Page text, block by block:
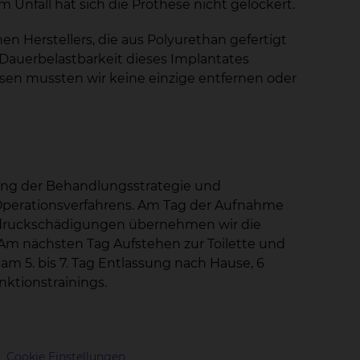
Unfall hat sich die Prothese nicht gelockert.
Herstellers, die aus Polyurethan gefertigt
dieses Implantates
mussten wir keine einzige entfernen oder
der Behandlungsstrategie und
Am Tag der Aufnahme
übernehmen wir die
nächsten Tag Aufstehen zur Toilette und
5. bis 7. Tag Entlassung nach Hause, 6
Cookie Einstellungen